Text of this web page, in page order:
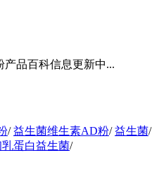
品百科信息更新中...
/ 益生菌维生素AD粉/ 益生菌/
蛋白益生菌/